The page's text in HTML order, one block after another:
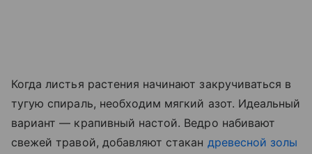
Когда листья растения начинают закручиваться в
тугую спираль, необходим мягкий азот. Идеальный
вариант — крапивный настой. Ведро набивают
свежей травой, добавляют стакан древесной золы